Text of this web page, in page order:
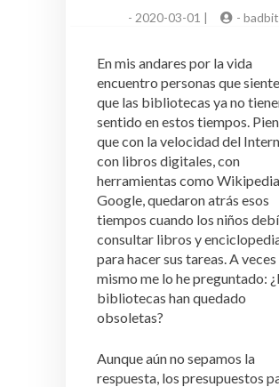
- 2020-03-01 | - badbit
En mis andares por la vida
encuentro personas que
que las bibliotecas ya no
sentido en estos tiempos.
que con la velocidad del
con libros digitales, con
herramientas como
Google, quedaron atrás esos
tiempos cuando los niños
consultar libros y
para hacer sus tareas. A veces
mismo me lo he preguntado:
bibliotecas han quedado
obsoletas?
Aunque aún no sepamos la
respuesta, los presupuestos